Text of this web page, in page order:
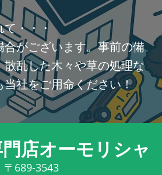
て・・・
がございます。事前の備
乱した木々や草の処理な
当社をご用命ください！
店オーモリシャ
〒689-3543